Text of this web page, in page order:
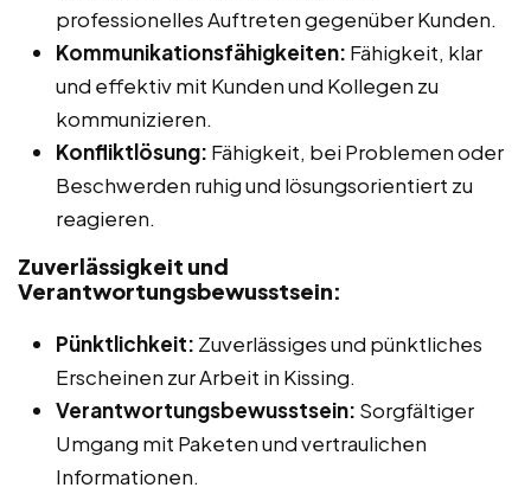
professionelles Auftreten gegenüber Kunden.
Kommunikationsfähigkeiten: Fähigkeit, klar
und effektiv mit Kunden und Kollegen zu
kommunizieren.
Konfliktlösung: Fähigkeit, bei Problemen oder
Beschwerden ruhig und lösungsorientiert zu
reagieren.
Zuverlässigkeit und
Verantwortungsbewusstsein:
Pünktlichkeit: Zuverlässiges und pünktliches
Erscheinen zur Arbeit in Kissing.
Verantwortungsbewusstsein: Sorgfältiger
Umgang mit Paketen und vertraulichen
Informationen.